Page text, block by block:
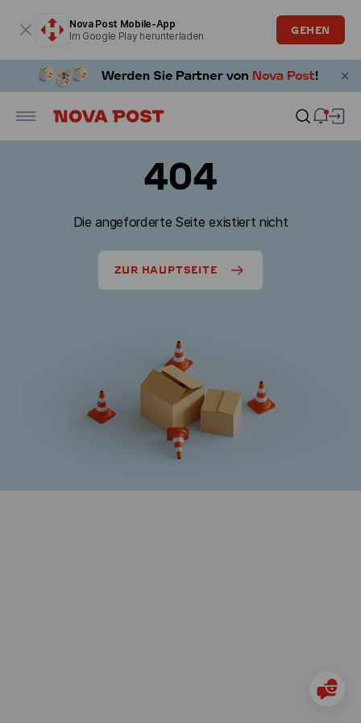
Nova Post Mobile-App
Im Google Play herunterladen
GEHEN
404
Die angeforderte Seite existiert nicht
ZUR HAUPTSEITE